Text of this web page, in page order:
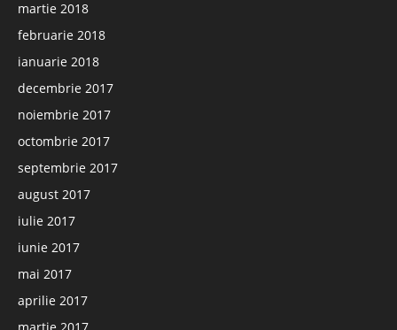
martie 2018
februarie 2018
ianuarie 2018
decembrie 2017
noiembrie 2017
octombrie 2017
septembrie 2017
august 2017
iulie 2017
iunie 2017
mai 2017
aprilie 2017